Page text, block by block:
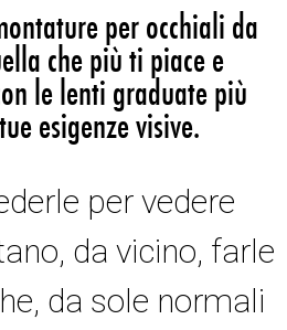
per occhiali da
che più ti piace e
le lenti graduate più
esigenze visive.
per vedere
da vicino, farle
da sole normali